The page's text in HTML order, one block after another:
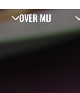
OVER MIJ